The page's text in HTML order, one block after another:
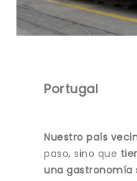
Portugal
Nuestro país
paso, sino que
una gastronomía